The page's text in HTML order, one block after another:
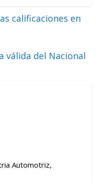
calificaciones en
válida del Nacional
Automotriz,